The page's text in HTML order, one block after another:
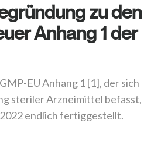
zu den
Anhang 1 der
EU Anhang 1 [1], der sich
steriler Arzneimittel befasst,
endlich fertiggestellt.